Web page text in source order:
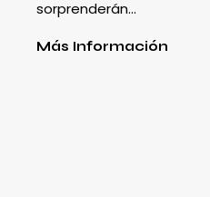
sorprenderán…
Más Información